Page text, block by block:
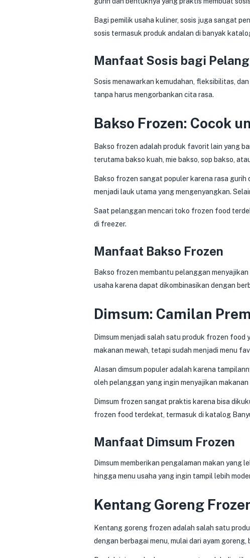
Bagi pemilik usaha kuliner, sosis juga sangat
sosis termasuk produk andalan di banyak
Manfaat Sosis bagi
Sosis menawarkan kemudahan, fleksibilitas,
tanpa harus mengorbankan cita rasa.
Bakso Frozen: Cocok
Bakso frozen adalah produk favorit lain yang
terutama bakso kuah, mie bakso, sop bakso,
Bakso frozen sangat populer karena rasa
menjadi lauk utama yang mengenyangkan.
Saat pelanggan mencari toko frozen food
di freezer.
Manfaat Bakso Frozen
Bakso frozen membantu pelanggan
usaha karena dapat dikombinasikan dengan
Dimsum: Camilan
Dimsum menjadi salah satu produk frozen food
makanan mewah, tetapi sudah menjadi menu
Alasan dimsum populer adalah karena
oleh pelanggan yang ingin menyajikan
Dimsum frozen sangat praktis karena bisa
frozen food terdekat, termasuk di katalog
Manfaat Dimsum Frozen
Dimsum memberikan pengalaman makan
hingga menu usaha yang ingin tampil lebih
Kentang Goreng
Kentang goreng frozen adalah salah satu
dengan berbagai menu, mulai dari ayam